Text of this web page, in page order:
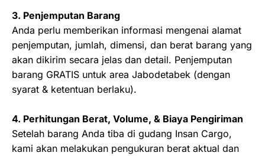
3. Penjemputan Barang
Anda perlu memberikan informasi mengenai alamat
penjemputan, jumlah, dimensi, dan berat barang yang
akan dikirim secara jelas dan detail. Penjemputan
barang GRATIS untuk area Jabodetabek (dengan
syarat & ketentuan berlaku).
4. Perhitungan Berat, Volume, & Biaya Pengiriman
Setelah barang Anda tiba di gudang Insan Cargo,
kami akan melakukan pengukuran berat aktual dan